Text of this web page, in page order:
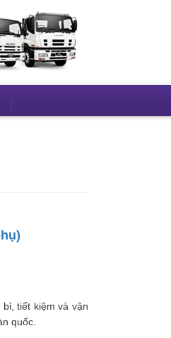
tiết kiệm và vận
quốc.